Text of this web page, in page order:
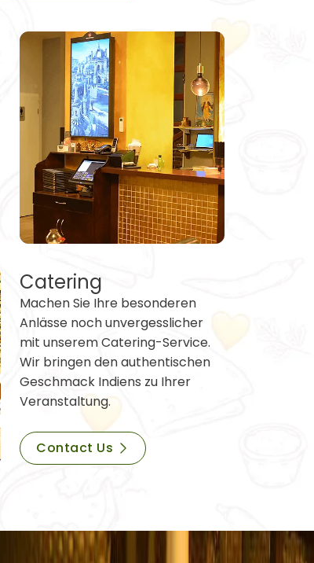
Catering
Machen Sie Ihre besonderen
Anlässe noch unvergesslicher
mit unserem Catering-Service.
Wir bringen den authentischen
Geschmack Indiens zu Ihrer
Veranstaltung.
Contact Us